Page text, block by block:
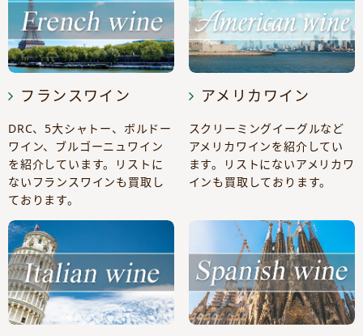
フランスワイン
DRC、5大シャトー、ボルドー
ワイン、ブルゴーニュワイン
を紹介しています。リストに
ないフランスワインも買取し
ております。
アメリカワイン
スクリーミングイーグルなど
アメリカワインを紹介してい
ます。リストにないアメリカワ
インも買取しております。